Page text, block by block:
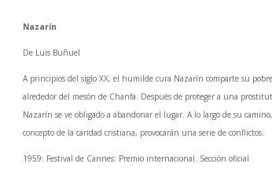
Nazarín
De Luis Buñuel
A principios del siglo XX, el humilde cura Nazarín comparte su
alrededor del mesón de Chanfa. Después de proteger a una
Nazarín se ve obligado a abandonar el lugar. A lo largo de su
concepto de la caridad cristiana, provocarán una serie de conflictos.
1959: Festival de Cannes: Premio internacional. Sección oficial